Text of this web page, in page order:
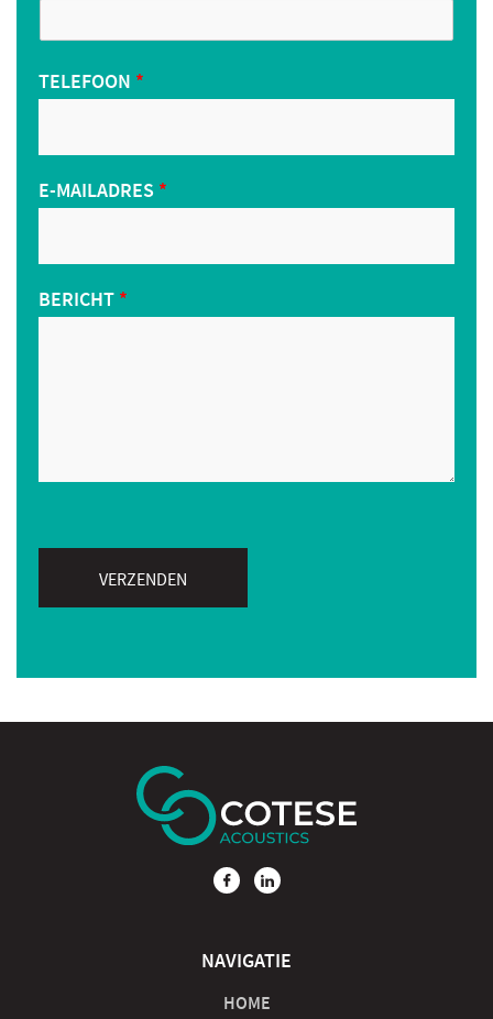
TELEFOON *
E-MAILADRES *
BERICHT *
VERZENDEN
NAVIGATIE
HOME